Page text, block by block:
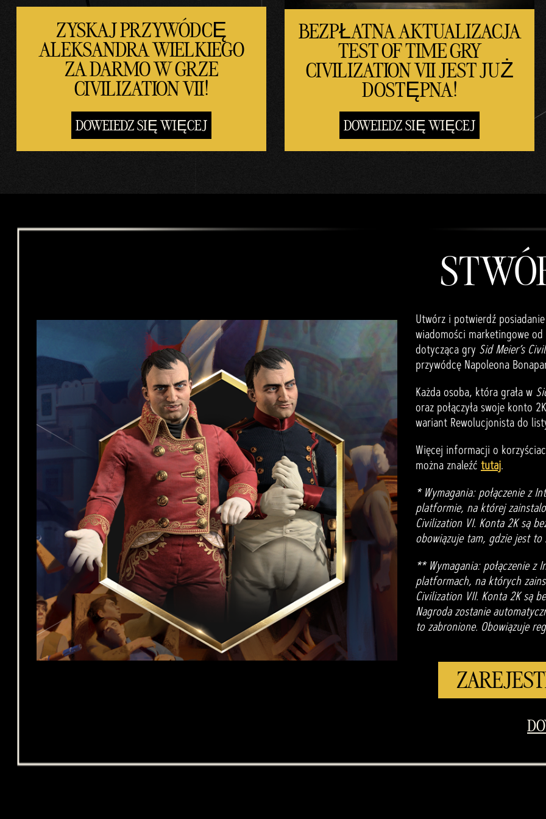
dany
ch
na
serw
ZYSKAJ PRZYWÓDCĘ
ALEKSANDRA WIELKIEGO
ZA DARMO W GRZE
CIVILIZATION VII!
DOWEIEDZ SIĘ WIĘCEJ
BEZPŁATNA AKTUALIZACJA
TEST OF TIME GRY
CIVILIZATION VII JEST JUŻ
DOSTĘPNA!
DOWEIEDZ SIĘ WIĘCEJ
Utwórz i potwierdź
wiadomości marketingowe
dotycząca gry Sid Meier’s
przywódcę Napoleona
Każda osoba, która grała w
oraz połączyła swoje konto
wariant Rewolucjonista do
Więcej informacji o
można znaleźć tutaj.
* Wymagania: połączenie z
platformie, na której
Civilization VI. Konta 2K są
obowiązuje tam, gdzie jest to
** Wymagania: połączenie z
platformach, na których
Civilization VII. Konta 2K są
Nagroda zostanie
to zabronione. Obowiązuje